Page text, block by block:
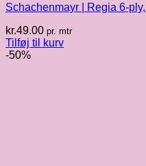
Schachenmayr | Regia 6-
kr.49.00 pr. mtr
Tilføj til kurv
-50%